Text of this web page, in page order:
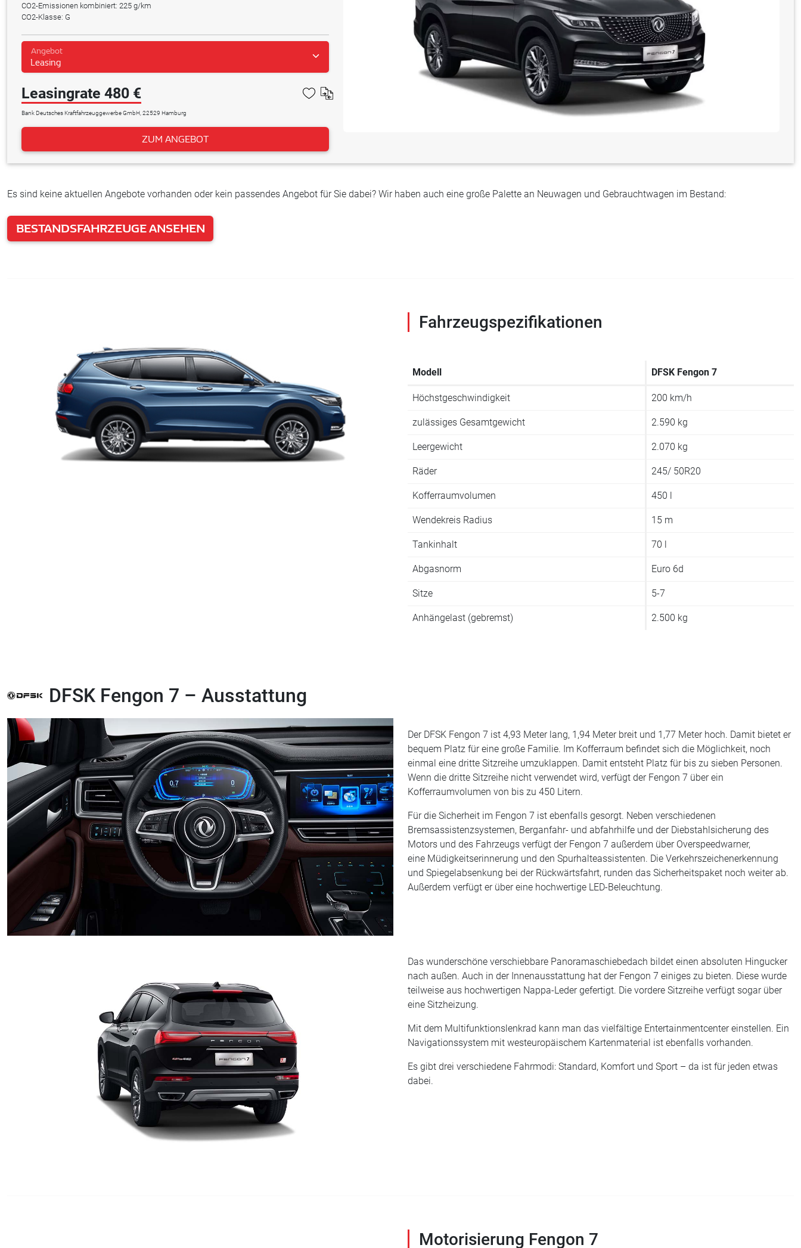
CO2-Emissionen kombiniert: 225 g/km
CO2-Klasse: G
Leasing
Angebot
Leasingrate 480 €
Bank Deutsches Kraftfahrzeuggewerbe GmbH, 22529 Hamburg
ZUM ANGEBOT
Es sind keine aktuellen Angebote vorhanden oder kein passendes Angebot für Sie dabei? Wir haben auch eine große Palette an Neuwagen und Gebrauchtwagen im Bestand:
BESTANDSFAHRZEUGE ANSEHEN
Fahrzeugspezifikationen
Modell DFSK Fengon 7
Höchstgeschwindigkeit 200 km/h
zulässiges Gesamtgewicht 2.590 kg
Leergewicht 2.070 kg
Räder 245/ 50R20
Kofferraumvolumen 450 l
Wendekreis Radius 15 m
Tankinhalt 70 l
Abgasnorm Euro 6d
Sitze 5-7
Anhängelast (gebremst) 2.500 kg
DFSK Fengon 7 – Ausstattung
Der DFSK Fengon 7 ist 4,93 Meter lang, 1,94 Meter breit und 1,77 Meter hoch. Damit bietet er
bequem Platz für eine große Familie. Im Kofferraum befindet sich die Möglichkeit, noch
einmal eine dritte Sitzreihe umzuklappen. Damit entsteht Platz für bis zu sieben Personen.
Wenn die dritte Sitzreihe nicht verwendet wird, verfügt der Fengon 7 über ein
Kofferraumvolumen von bis zu 450 Litern.
Für die Sicherheit im Fengon 7 ist ebenfalls gesorgt. Neben verschiedenen
Bremsassistenzsystemen, Berganfahr- und abfahrhilfe und der Diebstahlsicherung des
Motors und des Fahrzeugs verfügt der Fengon 7 außerdem über Overspeedwarner,
eine Müdigkeitserinnerung und den Spurhalteassistenten. Die Verkehrszeichenerkennung
und Spiegelabsenkung bei der Rückwärtsfahrt, runden das Sicherheitspaket noch weiter ab.
Außerdem verfügt er über eine hochwertige LED-Beleuchtung.
Das wunderschöne verschiebbare Panoramaschiebedach bildet einen absoluten Hingucker
nach außen. Auch in der Innenausstattung hat der Fengon 7 einiges zu bieten. Diese wurde
teilweise aus hochwertigen Nappa-Leder gefertigt. Die vordere Sitzreihe verfügt sogar über
eine Sitzheizung.
Mit dem Multifunktionslenkrad kann man das vielfältige Entertainmentcenter einstellen. Ein
Navigationssystem mit westeuropäischem Kartenmaterial ist ebenfalls vorhanden.
Es gibt drei verschiedene Fahrmodi: Standard, Komfort und Sport – da ist für jeden etwas
dabei.
Motorisierung Fengon 7